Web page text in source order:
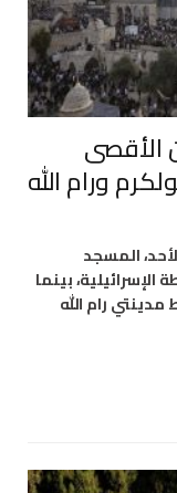
الأقصى
ورام الله
المسجد
بينما
رام الله